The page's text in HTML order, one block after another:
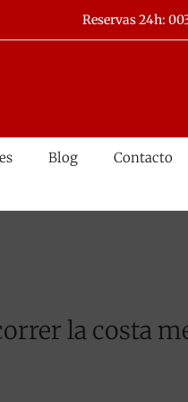
Reservas 24h:
Blog Contacto
la costa